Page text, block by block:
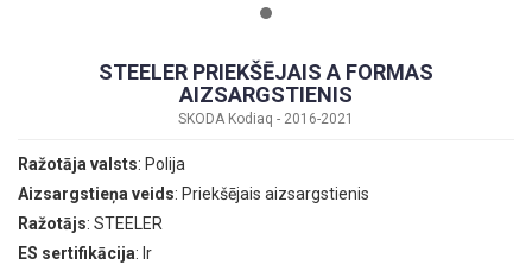
STEELER PRIEKŠĒJAIS A FORMAS
AIZSARGSTIENIS
SKODA Kodiaq - 2016-2021
Ražotāja valsts: Polija
Aizsargstieņa veids: Priekšējais aizsargstienis
Ražotājs: STEELER
ES sertifikācija: Ir